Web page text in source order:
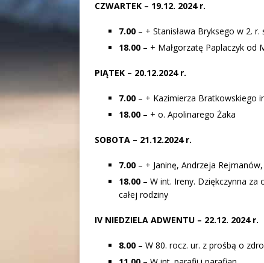
CZWARTEK – 19.12. 2024 r.
7.00 – + Stanisława Bryksego w 2. r.
18.00 – + Małgorzatę Paplaczyk od
PIĄTEK – 20.12.2024 r.
7.00 – + Kazimierza Bratkowskiego
18.00 – + o. Apolinarego Żaka
SOBOTA – 21.12.2024 r.
7.00 – + Janinę, Andrzeja
18.00 – W int. Ireny. Dziękczynna
całej rodziny
IV NIEDZIELA ADWENTU – 22.12. 2024 r.
8.00 – W 80. rocz. ur. z prośbą o